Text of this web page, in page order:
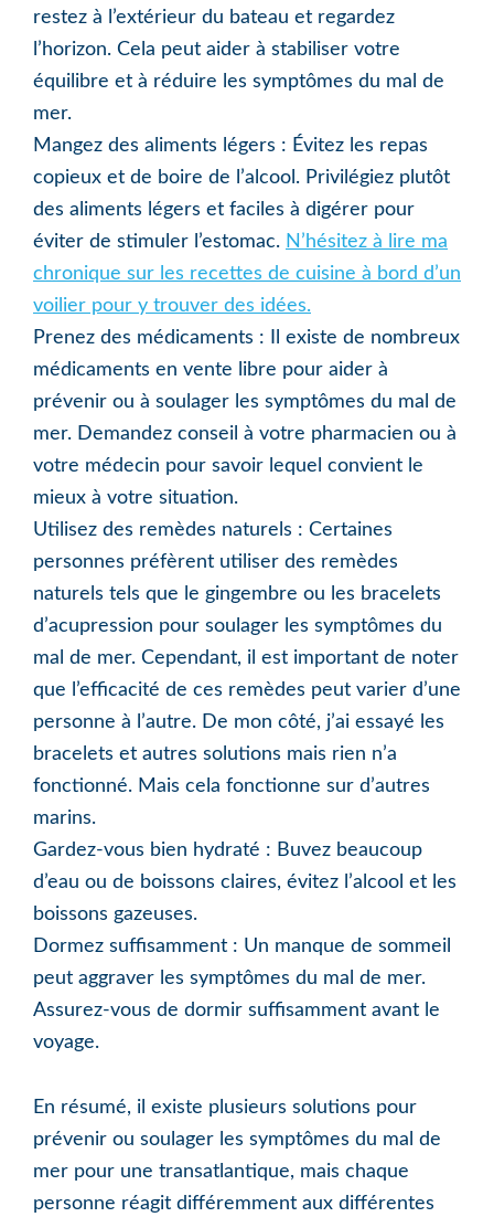
restez à l’extérieur du bateau et regardez
l’horizon. Cela peut aider à stabiliser votre
équilibre et à réduire les symptômes du mal de
mer.
Mangez des aliments légers : Évitez les repas
copieux et de boire de l’alcool. Privilégiez plutôt
des aliments légers et faciles à digérer pour
éviter de stimuler l’estomac. N’hésitez à lire ma
chronique sur les recettes de cuisine à bord d’un
voilier pour y trouver des idées.
Prenez des médicaments : Il existe de nombreux
médicaments en vente libre pour aider à
prévenir ou à soulager les symptômes du mal de
mer. Demandez conseil à votre pharmacien ou à
votre médecin pour savoir lequel convient le
mieux à votre situation.
Utilisez des remèdes naturels : Certaines
personnes préfèrent utiliser des remèdes
naturels tels que le gingembre ou les bracelets
d’acupression pour soulager les symptômes du
mal de mer. Cependant, il est important de noter
que l’efficacité de ces remèdes peut varier d’une
personne à l’autre. De mon côté, j’ai essayé les
bracelets et autres solutions mais rien n’a
fonctionné. Mais cela fonctionne sur d’autres
marins.
Gardez-vous bien hydraté : Buvez beaucoup
d’eau ou de boissons claires, évitez l’alcool et les
boissons gazeuses.
Dormez suffisamment : Un manque de sommeil
peut aggraver les symptômes du mal de mer.
Assurez-vous de dormir suffisamment avant le
voyage.
En résumé, il existe plusieurs solutions pour
prévenir ou soulager les symptômes du mal de
mer pour une transatlantique, mais chaque
personne réagit différemment aux différentes